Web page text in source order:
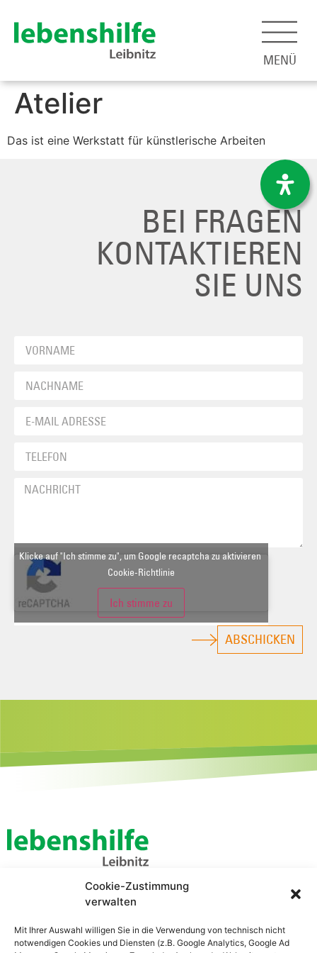
Cookie-Zustimmung
verwalten
Mit Ihrer Auswahl willigen Sie in die Verwendung von technisch nicht
notwendigen Cookies und Diensten (z.B. Google Analytics, Google Ad
MENÜ
Atelier
Das ist eine Werkstatt für künstlerische Arbeiten
BEI FRAGEN
KONTAKTIEREN
SIE UNS
Klicke auf "Ich stimme zu", um Google recaptcha zu aktivieren
Cookie-Richtlinie
Ich stimme zu
ABSCHICKEN
Lebenshilfe Leibnitz
Zentrale Verwaltung
8430 Leibnitz